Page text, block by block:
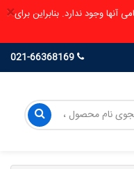
×آنها وجود ندارد. بنابراین برای